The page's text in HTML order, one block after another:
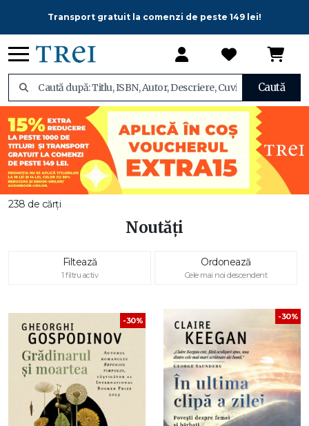
Transport gratuit la comenzi de peste 149 lei!
Caută
238 de cărți
Noutăți
Filtează
1 filtru activ
Ordonează
Cele mai noi descendent
-30% -30%